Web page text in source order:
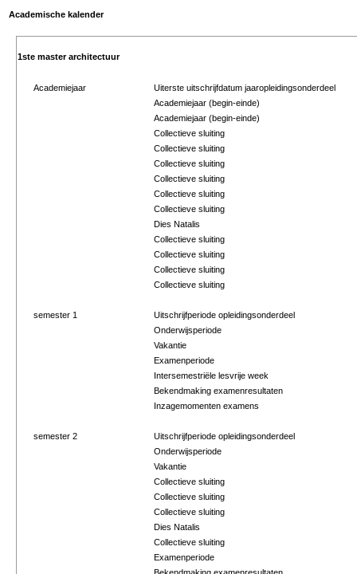
Academische kalender
1ste master architectuur
Academiejaar
Uiterste uitschrijfdatum jaaropleidingsonderdeel
Academiejaar (begin-einde)
Academiejaar (begin-einde)
Collectieve sluiting
Collectieve sluiting
Collectieve sluiting
Collectieve sluiting
Collectieve sluiting
Collectieve sluiting
Dies Natalis
Collectieve sluiting
Collectieve sluiting
Collectieve sluiting
Collectieve sluiting
semester 1
Uitschrijfperiode opleidingsonderdeel
Onderwijsperiode
Vakantie
Examenperiode
Intersemestriële lesvrije week
Bekendmaking examenresultaten
Inzagemomenten examens
semester 2
Uitschrijfperiode opleidingsonderdeel
Onderwijsperiode
Vakantie
Collectieve sluiting
Collectieve sluiting
Collectieve sluiting
Dies Natalis
Collectieve sluiting
Examenperiode